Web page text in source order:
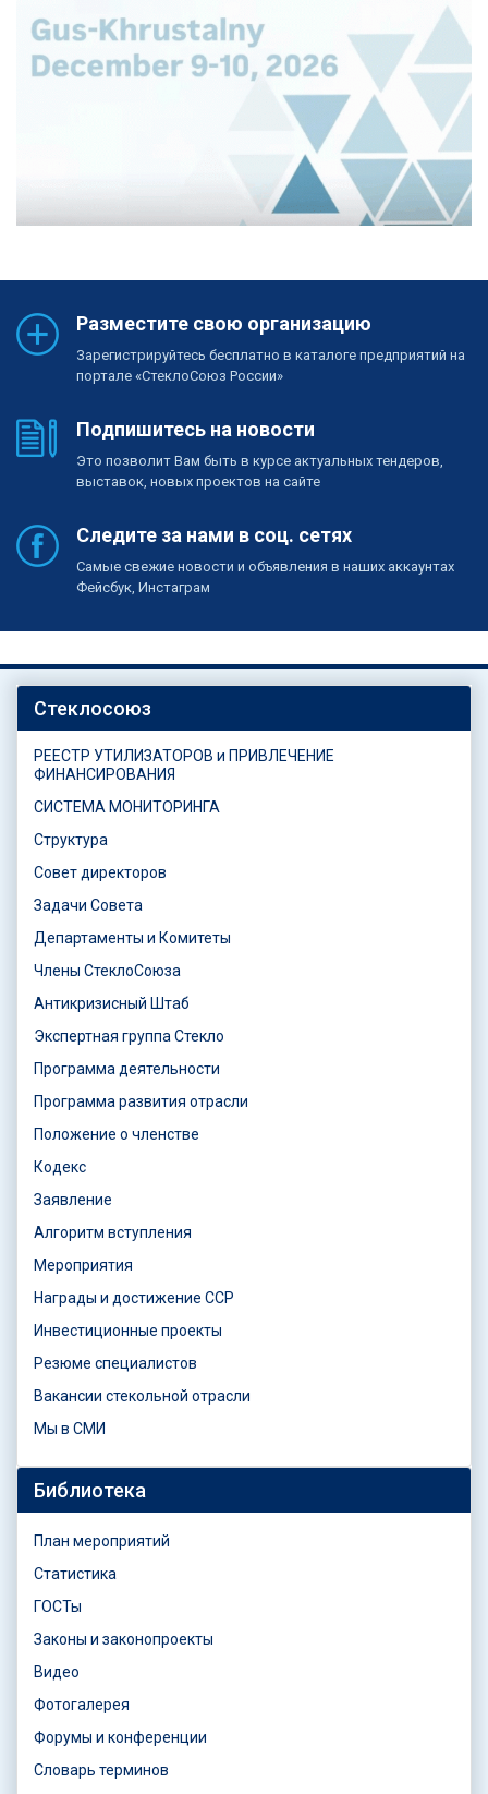
Разместите свою организацию
Зарегистрируйтесь бесплатно в каталоге предприятий на
портале «СтеклоСоюз России»
Подпишитесь на новости
Это позволит Вам быть в курсе актуальных тендеров,
выставок, новых проектов на сайте
Следите за нами в соц. сетях
Самые свежие новости и объявления в наших аккаунтах
Фейсбук, Инстаграм
Стеклосоюз
РЕЕСТР УТИЛИЗАТОРОВ и ПРИВЛЕЧЕНИЕ
ФИНАНСИРОВАНИЯ
СИСТЕМА МОНИТОРИНГА
Структура
Совет директоров
Задачи Совета
Департаменты и Комитеты
Члены СтеклоСоюза
Антикризисный Штаб
Экспертная группа Стекло
Программа деятельности
Программа развития отрасли
Положение о членстве
Кодекс
Заявление
Алгоритм вступления
Мероприятия
Награды и достижение ССР
Инвестиционные проекты
Резюме специалистов
Вакансии стекольной отрасли
Мы в СМИ
Библиотека
План мероприятий
Статистика
ГОСТы
Законы и законопроекты
Видео
Фотогалерея
Форумы и конференции
Словарь терминов